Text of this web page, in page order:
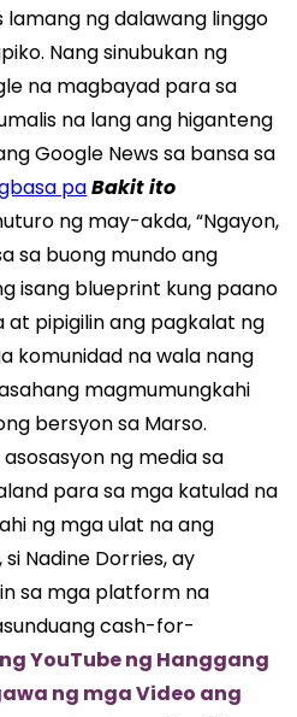
ng dalawang linggo
Nang sinubukan ng
na magbayad para sa
na lang ang higanteng
Google News sa bansa sa
paBakit ito
ng may-akda, “Ngayon,
sa buong mundo ang
isang blueprint kung paano
pipigilin ang pagkalat ng
komunidad na wala nang
magmumungkahi
bersyon sa Marso.
ng media sa
para sa mga katulad na
ng mga ulat na ang
Nadine Dorries, ay
sa mga platform na
cash-for-
YouTube ng Hanggang
ng mga Video ang